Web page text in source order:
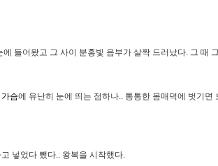
들어왔고 그 사이 분홍빛 음부가 살짝 드러났다. 그
가슴에 유난히 눈에 띄는 점하나.. 통통한 몸매덕에 벗기
넣었다 뺐다.. 왕복을 시작했다.